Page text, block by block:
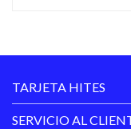
No usar secadora,
colgado.
TARJETA HITES
SERVICIO AL